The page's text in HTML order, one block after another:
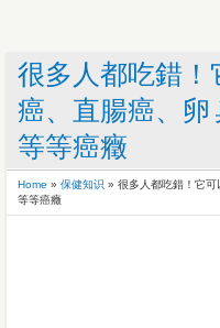
很多人都吃錯！
癌、直腸癌、卵
等等癌癥
Home » 保健知识 » 很多人都吃錯！它
等等癌癥